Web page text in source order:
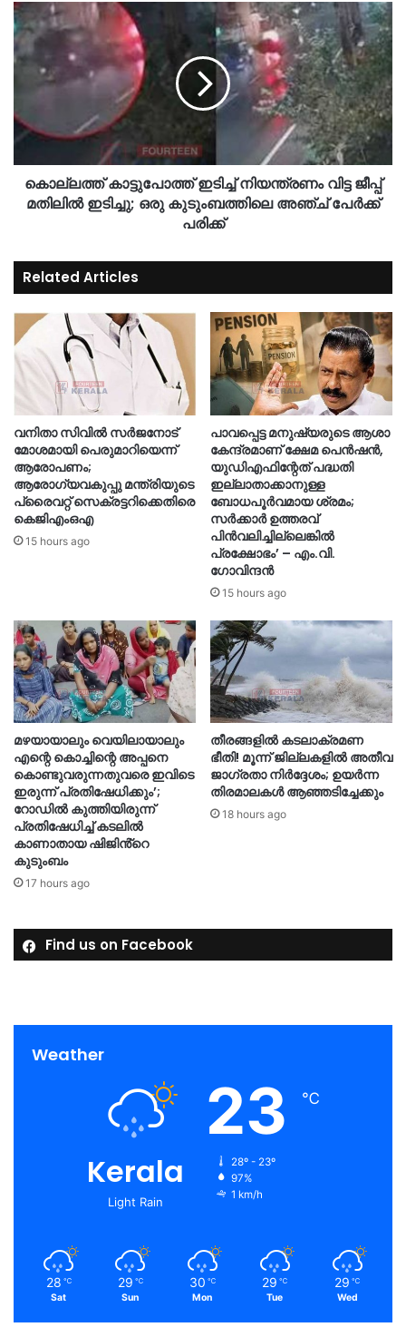
കൊല്ലത്ത് കാട്ടുപോത്ത് ഇടിച്ച് നിയന്ത്രണം വിട്ട ജീപ്പ്
മതിലിൽ ഇടിച്ചു; ഒരു കുടുംബത്തിലെ അഞ്ച് പേർക്ക്
പരിക്ക്
Related Articles
വനിതാ സിവിൽ സർജനോട്
മോശമായി പെരുമാറിയെന്ന്
ആരോപണം;
ആരോഗ്യവകുപ്പു മന്ത്രിയുടെ
പ്രൈവറ്റ് സെക്രട്ടറിക്കെതിരെ
കെജിഎംഒഎ
15 hours ago
പാവപ്പെട്ട മനുഷ്യരുടെ ആശാ
കേന്ദ്രമാണ് ക്ഷേമ പെൻഷൻ,
യുഡിഎഫിന്റേത് പദ്ധതി
ഇല്ലാതാക്കാനുള്ള
ബോധപൂർവമായ ശ്രമം;
സർക്കാർ ഉത്തരവ്
പിൻവലിച്ചില്ലെങ്കിൽ
പ്രക്ഷോഭം’ – എം.വി.
ഗോവിന്ദൻ
15 hours ago
മഴയായാലും വെയിലായാലും
എന്റെ കൊച്ചിന്റെ അപ്പനെ
കൊണ്ടുവരുന്നതുവരെ ഇവിടെ
ഇരുന്ന് പ്രതിഷേധിക്കും’;
റോഡില്‍ കുത്തിയിരുന്ന്
പ്രതിഷേധിച്ച് കടലില്‍
കാണാതായ ഷിജിൻ്റെ
കുടുംബം
17 hours ago
തീരങ്ങളില്‍ കടലാക്രമണ
ഭീതി! മൂന്ന് ജില്ലകളിൽ അതീവ
ജാഗ്രതാ നിർദ്ദേശം; ഉയർന്ന
തിരമാലകൾ ആഞ്ഞടിച്ചേക്കും
18 hours ago
Find us on Facebook
Weather
Kerala
Light Rain
23 ℃
28º - 23º
97%
1 km/h
28 ℃
Sat
29 ℃
Sun
30 ℃
Mon
29 ℃
Tue
29 ℃
Wed